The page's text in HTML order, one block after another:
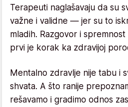
Terapeuti naglašavaju da su
važne i validne — jer su to
mladih. Razgovor i
prvi je korak ka zdravijoj
Mentalno zdravlje nije tabu i
shvata. A što ranije
rešavamo i gradimo odnos